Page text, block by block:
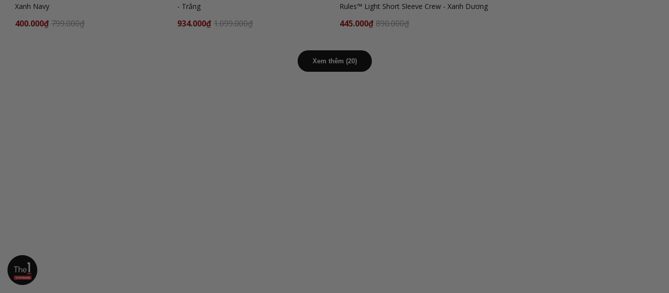
Xanh Navy
400.000₫ 799.000₫
- Trắng
934.000₫ 1.099.000₫
Rules™ Light Short Sleeve Crew - Xanh Dương
445.000₫ 890.000₫
Xem thêm (20)